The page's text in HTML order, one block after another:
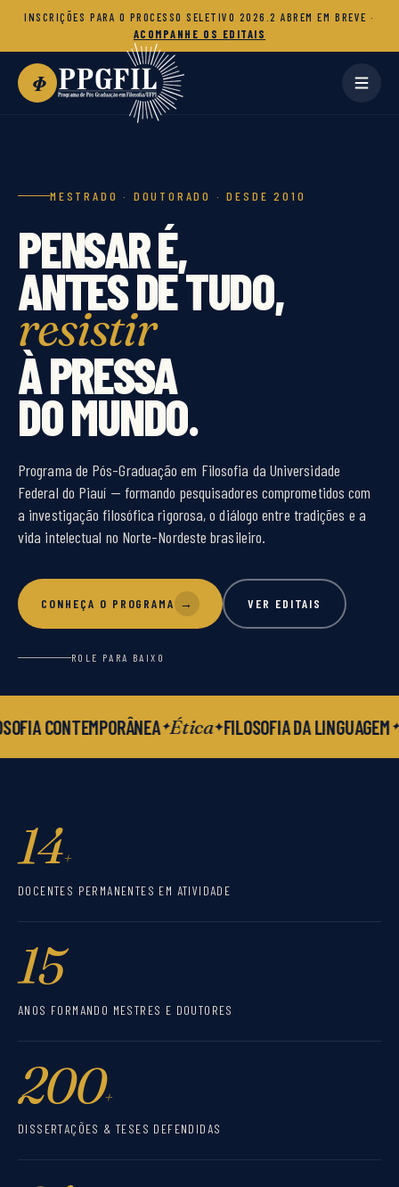
INSCRIÇÕES PARA O PROCESSO SELETIVO 2026.2 ABREM EM BREVE ·
ACOMPANHE OS EDITAIS
Φ
MESTRADO · DOUTORADO · DESDE 2010
PENSAR É,
ANTES DE TUDO,
resistir
À PRESSA
DO MUNDO.
Programa de Pós-Graduação em Filosofia da Universidade
Federal do Piauí — formando pesquisadores comprometidos com
a investigação filosófica rigorosa, o diálogo entre tradições e a
vida intelectual no Norte-Nordeste brasileiro.
CONHEÇA O PROGRAMA → VER EDITAIS
ROLE PARA BAIXO
CONTEMPORÂNEA Ética FILOSOFIA DA LINGUAGEM
14+
DOCENTES PERMANENTES EM ATIVIDADE
15
ANOS FORMANDO MESTRES E DOUTORES
200+
DISSERTAÇÕES & TESES DEFENDIDAS